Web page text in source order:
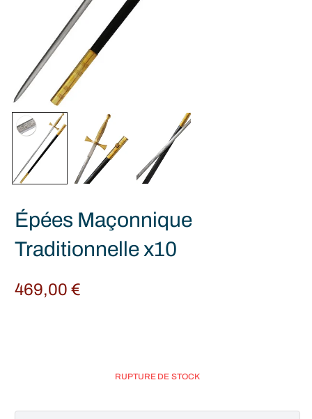
Épées Maçonnique
Traditionnelle x10
469,00€
RUPTURE DE STOCK